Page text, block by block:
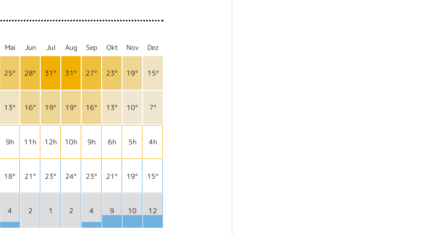
Mai Jun Jul Aug Sep Okt Nov Dez
25° 28° 31° 31° 27° 23° 19° 15°
13° 16° 19° 19° 16° 13° 10° 7°
9h 11h 12h 10h 9h 6h 5h 4h
18° 21° 23° 24° 23° 21° 19° 15°
4 2 1 2 4 9 10 12